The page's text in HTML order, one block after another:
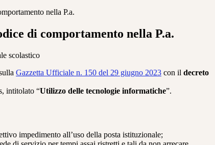
nella P.a.
di comportamento nella P.a.
scolastico
Gazzetta Ufficiale n. 150 del 29 giugno 2023 con il decreto
intitolato “Utilizzo delle tecnologie informatiche”.
impedimento all’uso della posta istituzionale;